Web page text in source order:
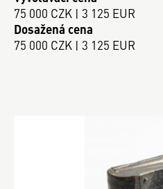
75 000 CZK | 3 125 EUR
Dosažená cena
75 000 CZK | 3 125 EUR